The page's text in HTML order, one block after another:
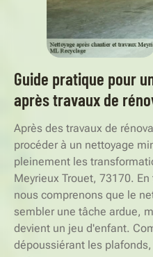
Guide pratique pour
après travaux de
Après des travaux de
procéder à un nettoyage
pleinement les
Meyrieux Trouet, 73170.
nous comprenons que le
sembler une tâche ardue,
devient un jeu d'enfant.
dépoussiérant les